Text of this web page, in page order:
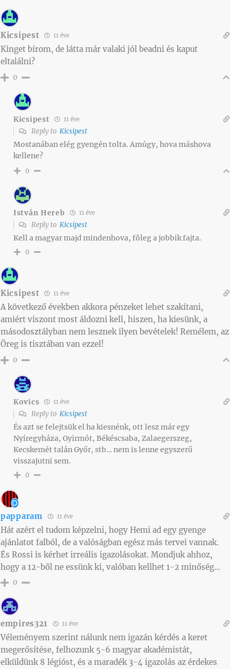
Kicsipest 11 éve
Kinget bírom, de látta már valaki jól beadni és kaput
eltalálni?
0
Kicsipest 11 éve
Reply to Kicsipest
Mostanában elég gyengén tolta. Amúgy, hova máshova
kellene?
0
István Hereb 11 éve
Reply to Kicsipest
Kell a magyar majd mindenhova, fôleg a jobbik fajta.
0
Kicsipest 11 éve
A következő években akkora pénzeket lehet szakítani,
amiért viszont most áldozni kell, hiszen, ha kiesünk, a
másodosztályban nem lesznek ilyen bevételek! Remélem, az
Öreg is tisztában van ezzel!
0
Kovics 11 éve
Reply to Kicsipest
És azt se felejtsük el ha kiesnénk, ott lesz már egy
Nyíregyháza, Gyirmót, Békéscsaba, Zalaegerszeg,
Kecskemét talán Győr, stb… nem is lenne egyszerű
visszajutni sem.
0
papparam 11 éve
Hát azért el tudom képzelni, hogy Hemi ad egy gyenge
ajánlatot falból, de a valóságban egész más tervei vannak.
És Rossi is kérhet irreális igazolásokat. Mondjuk ahhoz,
hogy a 12-ből ne essünk ki, valóban kellhet 1-2 minőség…
0
empires321 11 éve
Véleményem szerint nálunk nem igazán kérdés a keret
megerősítése, felhozunk 5-6 magyar akadémistát,
elküldünk 8 légióst, és a maradék 3-4 igazolás az érdekes